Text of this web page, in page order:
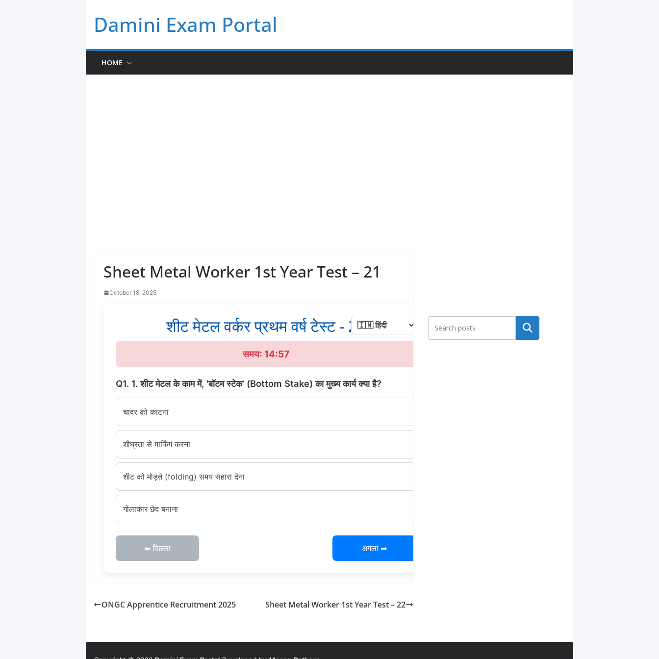
content
Damini Exam Portal
HOME
Sheet Metal Worker 1st Year Test – 21
October 18, 2025
शीट मेटल वर्कर प्रथम वर्ष टेस्ट - 21
समय: 14:56
Q1. 1. शीट मेटल के काम में, 'बॉटम स्टेक' (Bottom Stake) का मुख्य कार्य क्या है?
चादर को काटना
शीघ्रता से मार्किंग करना
शीट को मोड़ते (folding) समय सहारा देना
गोलाकार छेद बनाना
⬅ पिछला अगला ➡
ONGC Apprentice Recruitment 2025 Sheet Metal Worker 1st Year Test – 22
Search